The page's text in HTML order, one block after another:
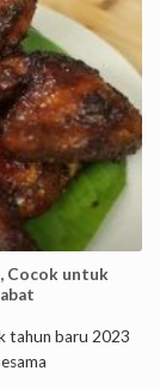
Cocok untuk
tahun baru 2023